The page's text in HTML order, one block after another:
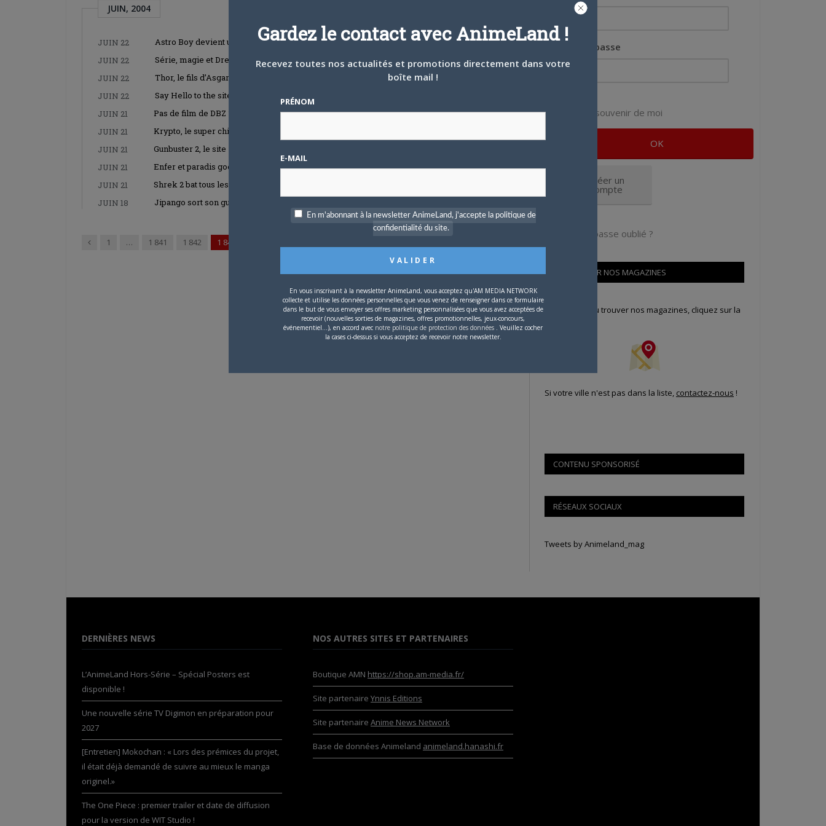
JUIN, 2004
JUIN 22
Astro Boy devient une star
JUIN 22
Série, magie et Dreamworks
JUIN 22
Thor, le fils d’Asgard
JUIN 22
Say Hello to the site
JUIN 21
Pas de film de DBZ ?
JUIN 21
Krypto, le super chien
JUIN 21
Gunbuster 2, le site
JUIN 21
Enfer et paradis goodies
JUIN 21
Shrek 2 bat tous les records
JUIN 18
Jipango sort son guide
Précédent
1 … 1 841 1 842 1 843
Mot de passe
Se souvenir de moi
Créer un
compte
Mot de passe oublié ?
OÙ TROUVER NOS MAGAZINES
Pour savoir où trouver nos magazines, cliquez sur la
Si votre ville n'est pas dans la liste, contactez-nous !
CONTENU SPONSORISÉ
RÉSEAUX SOCIAUX
Tweets by Animeland_mag
DERNIÈRES NEWS
L’AnimeLand Hors-Série – Spécial Posters est
disponible !
Une nouvelle série TV Digimon en préparation pour
2027
[Entretien] Mokochan : « Lors des prémices du projet,
il était déjà demandé de suivre au mieux le manga
originel.»
The One Piece : premier trailer et date de diffusion
pour la version de WIT Studio !
NOS AUTRES SITES ET PARTENAIRES
Boutique AMN https://shop.am-media.fr/
Site partenaire Ynnis Editions
Site partenaire Anime News Network
Base de données Animeland animeland.hanashi.fr
Gardez le contact avec AnimeLand !
Recevez toutes nos actualités et promotions directement dans votre
boîte mail !
PRÉNOM
E-MAIL
En m'abonnant à la newsletter AnimeLand, j'accepte la politique de
confidentialité du site.
En vous inscrivant à la newsletter AnimeLand, vous acceptez qu'AM MEDIA NETWORK
collecte et utilise les données personnelles que vous venez de renseigner dans ce formulaire
dans le but de vous envoyer ses offres marketing personnalisées que vous avez acceptées de
recevoir (nouvelles sorties de magazines, offres promotionnelles, jeux-concours,
événementiel...), en accord avec notre politique de protection des données . Veuillez cocher
la cases ci-dessus si vous acceptez de recevoir notre newsletter.